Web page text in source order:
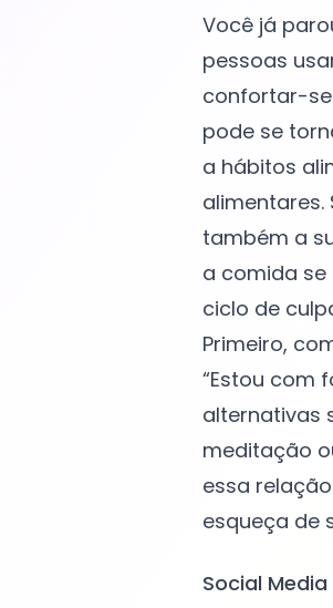
Você já
pessoas
confortar-se
pode se
a hábitos
alimentares.
também a
a comida
ciclo de
Primeiro,
“Estou com
alternativas
meditação
essa
Social